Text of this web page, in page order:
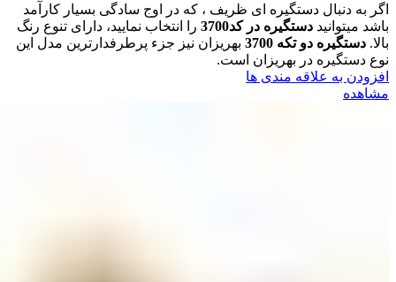
اگر به دنبال دستگیره ای ظریف ، که در اوج سادگی بسیار کارآمد
باشد میتوانید دستگیره در کد3700
را انتخاب نمایید، دارای تنوع رنگ
بالا. دستگیره دو تکه 3700
بهریزان نیز جزء پرطرفدارترین مدل این
نوع دستگیره در بهریزان است.
افزودن به علاقه مندی ها
مشاهده